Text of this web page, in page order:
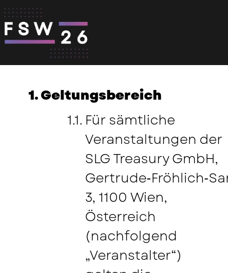
Skip to content
Impressionen
Videos Arena Vorträge
Programm 2026
Sponsoren & Partner
Sponsor & Partner Übersicht
Partner werden
Anreise & Hotel
What to do in Wiesbaden
Anfahrtsbeschreibung
Hotel Übersicht
TEILNAHMEBEDINGUNGEN
Geltungsbereich
Für sämtliche
Veranstaltungen der
SLG Treasury GmbH,
3, 1100 Wien,
Österreich
(nachfolgend
„Veranstalter“)